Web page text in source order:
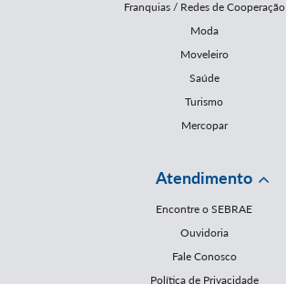
Franquias / Redes de Cooperação
Moda
Moveleiro
Saúde
Turismo
Mercopar
Atendimento
Encontre o SEBRAE
Ouvidoria
Fale Conosco
Política de Privacidade